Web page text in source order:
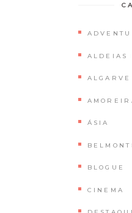
ALDEIAS
ALGARVE
ÁSIA
BLOGUE
CINEMA